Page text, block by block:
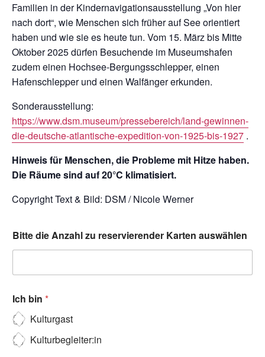
Familien in der Kindernavigationsausstellung „Von hier
nach dort“, wie Menschen sich früher auf See orientiert
haben und wie sie es heute tun. Vom 15. März bis Mitte
Oktober 2025 dürfen Besuchende im Museumshafen
zudem einen Hochsee-Bergungsschlepper, einen
Hafenschlepper und einen Walfänger erkunden.
Sonderausstellung:
https://www.dsm.museum/pressebereich/land-gewinnen-
die-deutsche-atlantische-expedition-von-1925-bis-1927 .
Hinweis für Menschen, die Probleme mit Hitze haben.
Die Räume sind auf 20°C klimatisiert.
Copyright Text & Bild: DSM / Nicole Werner
Bitte die Anzahl zu reservierender Karten auswählen
Ich bin *
Kulturgast
Kulturbegleiter:in